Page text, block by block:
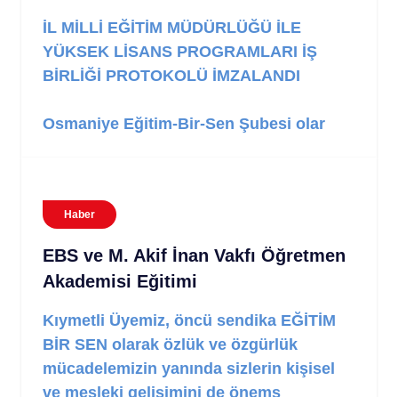
İL MİLLİ EĞİTİM MÜDÜRLÜĞÜ İLE
YÜKSEK LİSANS PROGRAMLARI İŞ
BİRLİĞİ PROTOKOLÜ İMZALANDI
Osmaniye Eğitim-Bir-Sen Şubesi olar
Haber
EBS ve M. Akif İnan Vakfı Öğretmen
Akademisi Eğitimi
Kıymetli Üyemiz, öncü sendika EĞİTİM
BİR SEN olarak özlük ve özgürlük
mücadelemizin yanında sizlerin kişisel
ve mesleki gelişimini de önems